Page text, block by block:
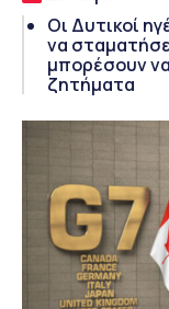
Οι Δυτικοί
να
μπορέσουν
ζητήματα